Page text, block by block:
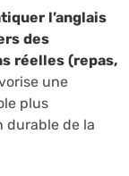
l’anglais
des
réelles (repas,
une
plus
durable de la